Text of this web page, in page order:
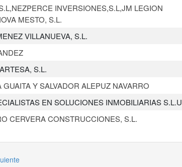
INVERSIONES,S.L,JM LEGION
MESTO, S.L.
VILLANUEVA, S.L.
S.L.
Y SALVADOR ALEPUZ NAVARRO
EN SOLUCIONES INMOBILIARIAS S.L.U
CERVERA CONSTRUCCIONES, S.L.